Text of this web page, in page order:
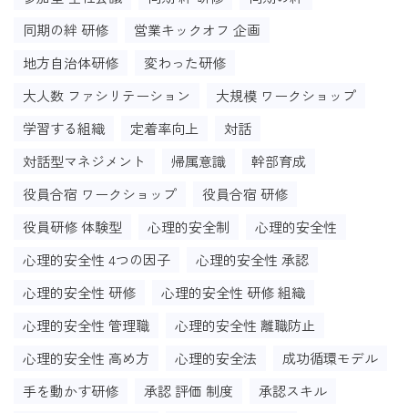
同期の絆 研修
営業キックオフ 企画
地方自治体研修
変わった研修
大人数 ファシリテーション
大規模 ワークショップ
学習する組織
定着率向上
対話
対話型マネジメント
帰属意識
幹部育成
役員合宿 ワークショップ
役員合宿 研修
役員研修 体験型
心理的安全制
心理的安全性
心理的安全性 4つの因子
心理的安全性 承認
心理的安全性 研修
心理的安全性 研修 組織
心理的安全性 管理職
心理的安全性 離職防止
心理的安全性 高め方
心理的安全法
成功循環モデル
手を動かす研修
承認 評価 制度
承認スキル